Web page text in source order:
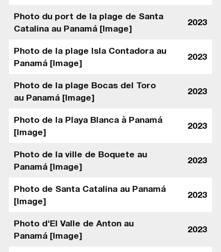
Photo du port de la plage de Santa
Catalina au Panamá [Image]
2023
Photo de la plage Isla Contadora au
Panamá [Image]
2023
Photo de la plage Bocas del Toro
au Panamá [Image]
2023
Photo de la Playa Blanca à Panamá
[Image]
2023
Photo de la ville de Boquete au
Panamá [Image]
2023
Photo de Santa Catalina au Panamá
[Image]
2023
Photo d'El Valle de Anton au
Panamá [Image]
2023